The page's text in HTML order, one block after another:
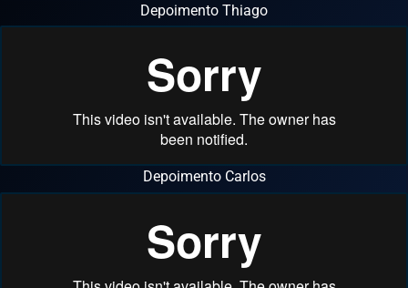
Depoimento Thiago
Depoimento Carlos